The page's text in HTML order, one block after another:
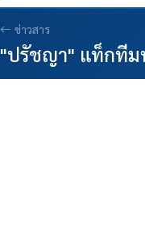
ข่าวสาร
"ปรัชญา" แท็กทีม